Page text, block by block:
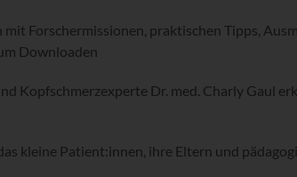
Forschermissionen, praktischen Tipps,
Downloaden
Kopfschmerzexperte Dr. med. Charly Gaul
kleine Patient:innen, ihre Eltern und